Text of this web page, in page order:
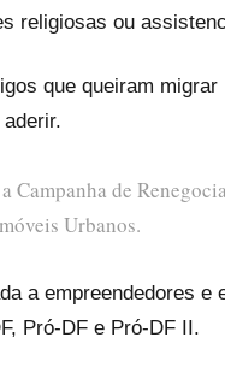
religiosas ou
que queiram
Campanha de
Urbanos.
a empreendedores
Pró-DF e Pró-DF II.